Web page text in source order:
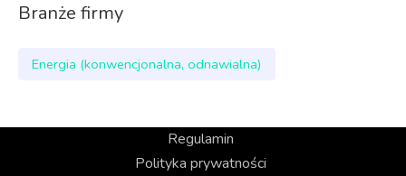
Branże firmy
Energia (konwencjonalna, odnawialna)
Regulamin
Polityka prywatności